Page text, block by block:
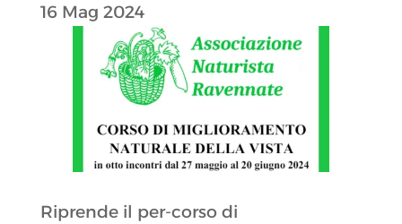
16 Mag 2024
Riprende il per-corso di